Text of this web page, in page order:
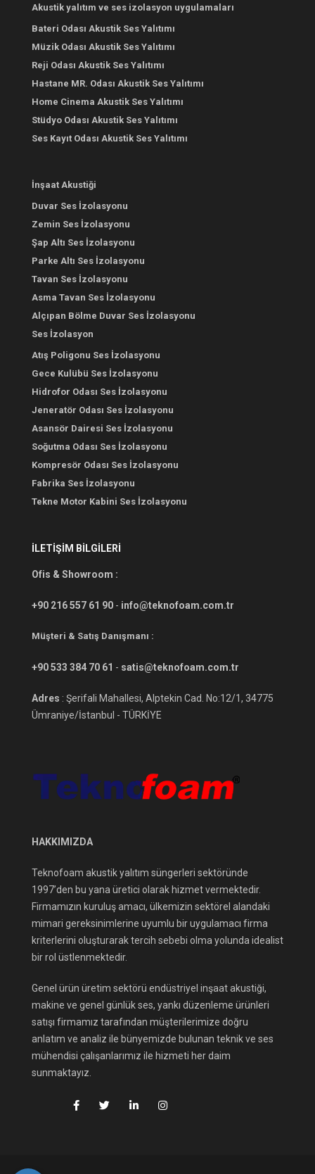
Akustik yalıtım ve ses izolasyon uygulamaları
Bateri Odası Akustik Ses Yalıtımı
Müzik Odası Akustik Ses Yalıtımı
Reji Odası Akustik Ses Yalıtımı
Hastane MR. Odası Akustik Ses Yalıtımı
Home Cinema Akustik Ses Yalıtımı
Stüdyo Odası Akustik Ses Yalıtımı
Ses Kayıt Odası Akustik Ses Yalıtımı
İnşaat Akustiği
Duvar Ses İzolasyonu
Zemin Ses İzolasyonu
Şap Altı Ses İzolasyonu
Parke Altı Ses İzolasyonu
Tavan Ses İzolasyonu
Asma Tavan Ses İzolasyonu
Alçıpan Bölme Duvar Ses İzolasyonu
Ses İzolasyon
Atış Poligonu Ses İzolasyonu
Gece Kulübü Ses İzolasyonu
Hidrofor Odası Ses İzolasyonu
Jeneratör Odası Ses İzolasyonu
Asansör Dairesi Ses İzolasyonu
Soğutma Odası Ses İzolasyonu
Kompresör Odası Ses İzolasyonu
Fabrika Ses İzolasyonu
Tekne Motor Kabini Ses İzolasyonu
İLETİŞİM BİLGİLERİ
Ofis & Showroom :
+90 216 557 61 90 - info@teknofoam.com.tr
Müşteri & Satış Danışmanı :
+90 533 384 70 61 - satis@teknofoam.com.tr
Adres : Şerifali Mahallesi, Alptekin Cad. No:12/1, 34775
Ümraniye/İstanbul - TÜRKİYE
HAKKIMIZDA
Teknofoam akustik yalıtım süngerleri sektöründe
1997’den bu yana üretici olarak hizmet vermektedir.
Firmamızın kuruluş amacı, ülkemizin sektörel alandaki
mimari gereksinimlerine uyumlu bir uygulamacı firma
kriterlerini oluşturarak tercih sebebi olma yolunda idealist
bir rol üstlenmektedir.
Genel ürün üretim sektörü endüstriyel inşaat akustiği,
makine ve genel günlük ses, yankı düzenleme ürünleri
satışı firmamız tarafından müşterilerimize doğru
anlatım ve analiz ile bünyemizde bulunan teknik ve ses
mühendisi çalışanlarımız ile hizmeti her daim
sunmaktayız.